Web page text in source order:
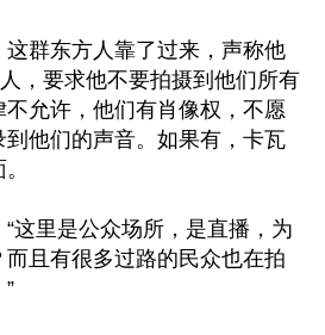
群东方人靠了过来，声称他
，要求他不要拍摄到他们所有
允许，他们有肖像权，不愿
他们的声音。如果有，卡瓦
这里是公众场所，是直播，为
且有很多过路的民众也在拍